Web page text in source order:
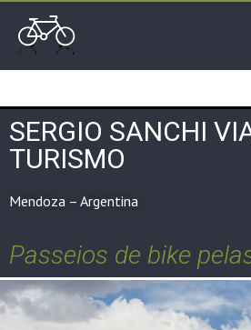
SERGIO SANCHI
TURISMO
Mendoza – Argentina
Passeios de bike